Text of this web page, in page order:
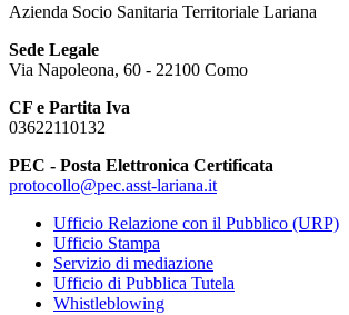
Azienda Socio Sanitaria Territoriale Lariana
Sede Legale
Via Napoleona, 60 - 22100 Como
CF e Partita Iva
03622110132
PEC - Posta Elettronica Certificata
protocollo@pec.asst-lariana.it
Ufficio Relazione con il Pubblico (URP)
Ufficio Stampa
Servizio di mediazione
Ufficio di Pubblica Tutela
Whistleblowing